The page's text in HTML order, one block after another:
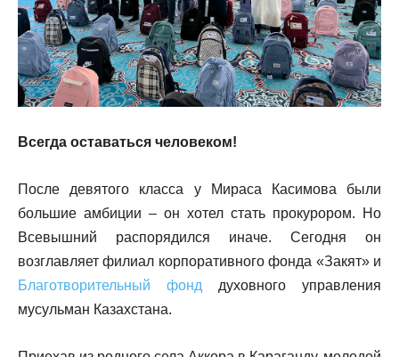
Всегда оставаться человеком!
После девятого класса у Мираса Касимова были
большие амбиции – он хотел стать прокурором. Но
Всевышний распорядился иначе. Сегодня он
возглавляет филиал корпоративного фонда «Закят» и
Благотворительный фонд духовного управления
мусульман Казахстана.